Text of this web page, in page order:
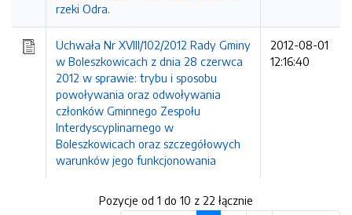
rzeki Odra.
Uchwała Nr XVIII/102/2012 Rady Gminy
w Boleszkowicach z dnia 28 czerwca
2012 w sprawie: trybu i sposobu
powoływania oraz odwoływania
członków Gminnego Zespołu
Interdyscyplinarnego w
Boleszkowicach oraz szczegółowych
warunków jego funkcjonowania
2012-08-01
12:16:40
Pozycje od 1 do 10 z 22 łącznie